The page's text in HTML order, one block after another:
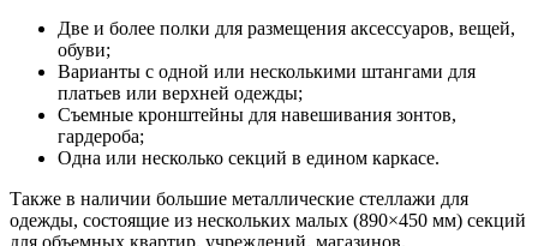
Две и более полки для размещения аксессуаров, вещей,
обуви;
Варианты с одной или несколькими штангами для
платьев или верхней одежды;
Съемные кронштейны для навешивания зонтов,
гардероба;
Одна или несколько секций в едином каркасе.
Также в наличии большие металлические стеллажи для
одежды, состоящие из нескольких малых (890×450 мм) секций